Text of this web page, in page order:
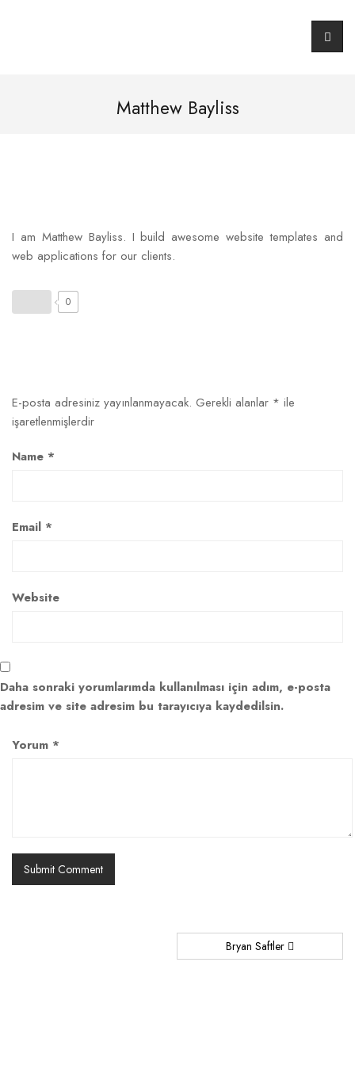
Matthew Bayliss
I am Matthew Bayliss. I build awesome website templates and
web applications for our clients.
0
E-posta adresiniz yayınlanmayacak. Gerekli alanlar * ile
işaretlenmişlerdir
Name *
Email *
Website
Daha sonraki yorumlarımda kullanılması için adım, e-posta
adresim ve site adresim bu tarayıcıya kaydedilsin.
Yorum *
Bryan Saftler